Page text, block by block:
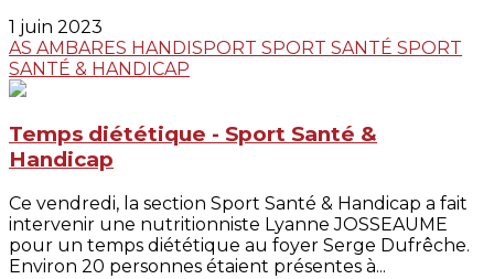
1 juin 2023
AS AMBARES HANDISPORT SPORT SANTÉ SPORT
SANTÉ & HANDICAP
Temps diététique - Sport Santé &
Handicap
Ce vendredi, la section Sport Santé & Handicap a fait
intervenir une nutritionniste Lyanne JOSSEAUME
pour un temps diététique au foyer Serge Dufrêche.
Environ 20 personnes étaient présentes à...